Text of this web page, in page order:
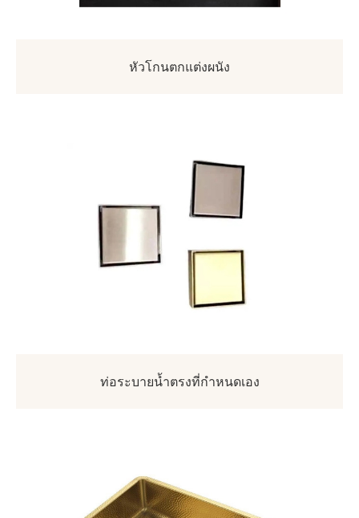
หัวโกนตกแต่งผนัง
ท่อระบายน้ำตรงที่กำหนดเอง